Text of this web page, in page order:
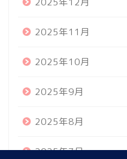
2025年11月
2025年10月
2025年9月
2025年8月
2025年7月